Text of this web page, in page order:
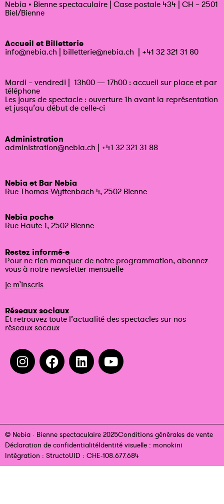
Nebia • Bienne spectaculaire | Case postale 434 | CH – 2501
Biel/Bienne
Accueil et Billetterie
info@nebia.ch | billetterie@nebia.ch | +41 32 321 31 80
Mardi – vendredi | 13h00 — 17h00 : accueil sur place et par
téléphone
Les jours de spectacle : ouverture 1h avant la représentation
et jusqu’au début de celle-ci
Administration
administration@nebia.ch | +41 32 321 31 88
Nebia et Bar Nebia
Rue Thomas-Wyttenbach 4, 2502 Bienne
Nebia poche
Rue Haute 1, 2502 Bienne
Restez informé·e
Pour ne rien manquer de notre programmation, abonnez-
vous à notre newsletter mensuelle
je m’inscris
Réseaux sociaux
Et retrouvez toute l’actualité des spectacles sur nos
réseaux socaux
© Nebia · Bienne spectaculaire 2025Conditions générales de vente
Déclaration de confidentialitéIdentité visuelle : monokini
Intégration : StructoUID : CHE-108.677.684